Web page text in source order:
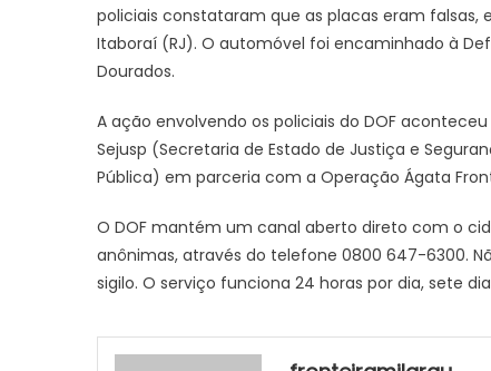
policiais constataram que as placas eram falsas,
Itaboraí (RJ). O automóvel foi encaminhado à
Dourados.
A ação envolvendo os policiais do DOF
Sejusp (Secretaria de Estado de Justiça e
Pública) em parceria com a Operação Ágata
O DOF mantém um canal aberto direto com o
anônimas, através do telefone 0800 647-6300.
sigilo. O serviço funciona 24 horas por dia, sete